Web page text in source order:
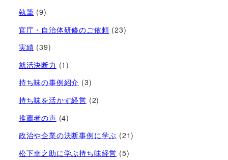
執筆 (9)
官庁・自治体研修のご依頼 (23)
実績 (39)
就活決断力 (1)
持ち味の事例紹介 (3)
持ち味を活かす経営​ (2)
推薦者の声 (4)
政治や企業の決断事例に学ぶ (21)
松下幸之助に学ぶ持ち味経営 (5)